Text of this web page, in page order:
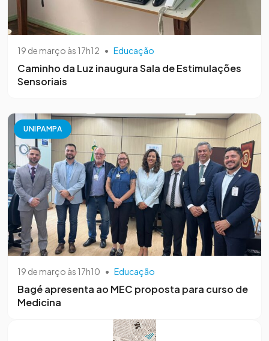
19 de março às 17h12 • Educação
Caminho da Luz inaugura Sala de Estimulações
Sensoriais
UNIPAMPA
19 de março às 17h10 • Educação
Bagé apresenta ao MEC proposta para curso de
Medicina